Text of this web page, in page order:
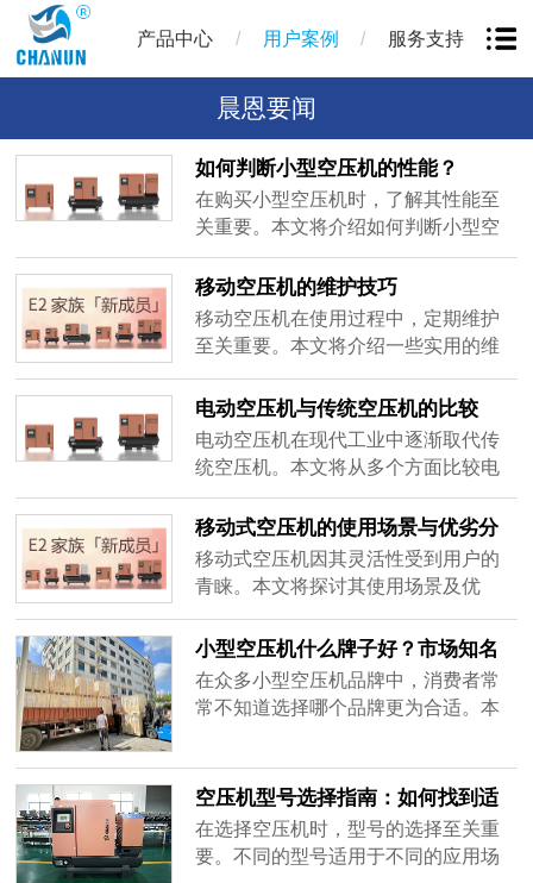
产品中心 / 用户案例 / 服务支持
晨恩要闻
如何判断小型空压机的性能？
在购买小型空压机时，了解其性能至
关重要。本文将介绍如何判断小型空
压机的性能，以便做出合适的选择。
性能判断标准1.气压输出：查看设备的
额定气压，通常在0.8-1.0MPa之间的
产品适合大多数场合。2.流量指标：流
率：效率高的空压机能在较短时间内
完......
移动空压机的维护技巧
移动空压机在使用过程中，定期维护
至关重要。本文将介绍一些实用的维
护技巧1.定期检查油位：确保油位在正
常范围内，避免设备因缺油而损坏。2.
清洁空气滤清器：定期清洁或更换空
气滤清器，确保进气畅通，提高工作
接线，防止因短路或老化导致的设
备......
电动空压机与传统空压机的比较
电动空压机在现代工业中逐渐取代传
统空压机。本文将从多个方面比较电
动空压机与传统空压机的优缺点。比
较维度1.能效：-电动空压机：能效
高，使用成本较低。-传统空压机：能
耗相对较高，运行成本较大。2.噪
大，影响工作环境。3.维护：-电动空
压机......
移动式空压机的使用场景与优劣分
析
移动式空压机因其灵活性受到用户的
青睐。本文将探讨其使用场景及优
机。使用场景1.建筑工地：移动式空压
机非常适合在建筑工地中使用，为各
种气动工具提供动力。2.汽车维修：在
汽车维修行业，移动空压机能轻松应
如......
小型空压机什么牌子好？市场知名
品牌盘点
在众多小型空压机品牌中，消费者常
常不知道选择哪个品牌更为合适。本
可络：以其优质的产品和服务，赢得
了广大客户的信赖。其螺杆空压机在
市场上有着良好的口碑。2.博世：作为
国际知名品牌，博世的空压机在性能
空压机型号选择指南：如何找到适
合自己的设备？
在选择空压机时，型号的选择至关重
要。不同的型号适用于不同的应用场